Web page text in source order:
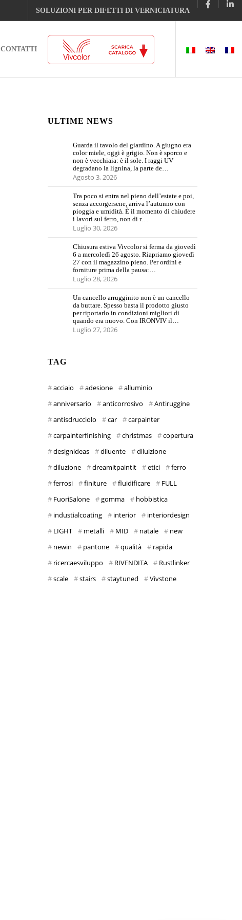
SOLUZIONI PER DIFETTI DI VERNICIATURA
CONTATTI
ULTIME NEWS
Guarda il tavolo del giardino. A giugno era
color miele, oggi è grigio. Non è sporco e
non è vecchiaia: è il sole. I raggi UV
degradano la lignina, la parte de…
Agosto 3, 2026
Tra poco si entra nel pieno dell’estate e poi,
senza accorgersene, arriva l’autunno con
pioggia e umidità. È il momento di chiudere
i lavori sul ferro, non di r…
Luglio 30, 2026
Chiusura estiva Vivcolor si ferma da giovedì
6 a mercoledì 26 agosto. Riapriamo giovedì
27 con il magazzino pieno. Per ordini e
forniture prima della pausa:…
Luglio 28, 2026
Un cancello arrugginito non è un cancello
da buttare. Spesso basta il prodotto giusto
per riportarlo in condizioni migliori di
quando era nuovo. Con IRONVIV il…
Luglio 27, 2026
TAG
acciaio adesione
alluminio
anniversario
anticorrosivo
Antiruggine
antisdrucciolo
car
carpainter
carpainterfinishing
christmas
copertura
designideas
diluente
diluizione
diluzione
dreamitpaintit etici
ferro
ferrosi
finiture fluidificare
FULL
FuoriSalone
gomma
hobbistica
industialcoating
interior
interiordesign
LIGHT
metalli MID natale
new
newin
pantone qualità
rapida
ricercaesviluppo
RIVENDITA
Rustlinker
scale
stairs staytuned Vivstone